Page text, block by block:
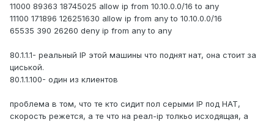
11000 89363 18745025 allow ip from 10.10.0.0/16 to any
11100 171896 126251630 allow ip from any to 10.10.0.0/16
65535 390 26260 deny ip from any to any
80.1.1.1- реальный IP этой машины что поднят нат, она стоит за
циськой.
80.1.1.100- один из клиентов
проблема в том, что те кто сидит пол серыми IP под НАТ,
скорость режется, а те что на реал-ip толкьо исходящая, а